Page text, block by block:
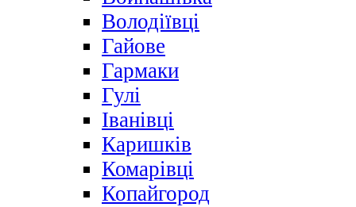
Володіївці
Гайове
Гармаки
Гулі
Іванівці
Каришків
Комарівці
Копайгород